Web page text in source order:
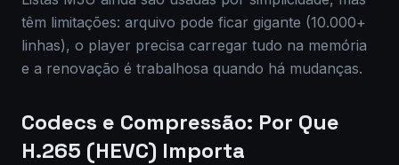
têm limitações: arquivo pode ficar gigante (10.000+
linhas), o player precisa carregar tudo na memória
e a renovação é trabalhosa quando há mudanças.
Codecs e Compressão: Por Que
H.265 (HEVC) Importa